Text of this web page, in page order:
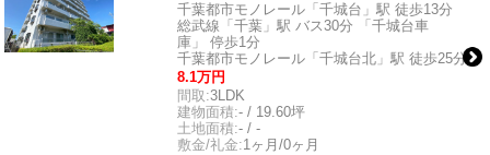
千葉都市モノレール「千城台」駅 徒歩13分
総武線「千葉」駅 バス30分 「千城台車
庫」 停歩1分
千葉都市モノレール「千城台北」駅 徒歩25分
8.1万円
間取:3LDK
建物面積:- / 19.60坪
土地面積:- / -
敷金/礼金:1ヶ月/0ヶ月